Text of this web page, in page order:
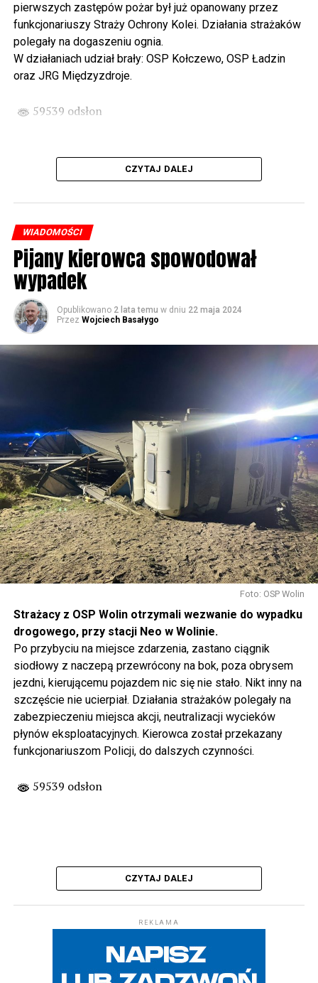
Wyjątkowym wydarzeniem będzie koncert w wykonaniu
Kawuś Music Project, podczas którego wysłuchamy
polskich przebojów w jazzowej aranżacji (godz. 20.00
przed biblioteką). Podczas koncertu zaplanowaliśmy dla
Projektów Interreg VI A – Kultura i zrównoważona
turystyka.
(Niemcy), Biblioteka Publiczna Gminy Wolin, Parafia
Rzymskokatolicka w Wolinie
59540 odsłon
pierwszych zastępów pożar był już opanowany przez
funkcjonariuszy Straży Ochrony Kolei. Działania strażaków
polegały na dogaszeniu ognia.
W działaniach udział brały: OSP Kołczewo, OSP Ładzin
oraz JRG Międzyzdroje.
59539 odsłon
CZYTAJ DALEJ
WIADOMOŚCI
Pijany kierowca spowodował
wypadek
Opublikowano 2 lata temu w dniu 22 maja 2024
Przez Wojciech Basałygo
Foto: OSP Wolin
Strażacy z OSP Wolin otrzymali wezwanie do wypadku
drogowego, przy stacji Neo w Wolinie.
Po przybyciu na miejsce zdarzenia, zastano ciągnik
siodłowy z naczepą przewrócony na bok, poza obrysem
jezdni, kierującemu pojazdem nic się nie stało. Nikt inny na
szczęście nie ucierpiał. Działania strażaków polegały na
zabezpieczeniu miejsca akcji, neutralizacji wycieków
płynów eksploatacyjnych. Kierowca został przekazany
funkcjonariuszom Policji, do dalszych czynności.
59539 odsłon
CZYTAJ DALEJ
REKLAMA